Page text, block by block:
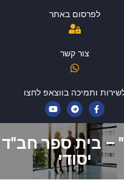
לפרסום באתר
צור קשר
ותמיכה בווצאפ לחצו
– בית ספר חב"ד
יסודי